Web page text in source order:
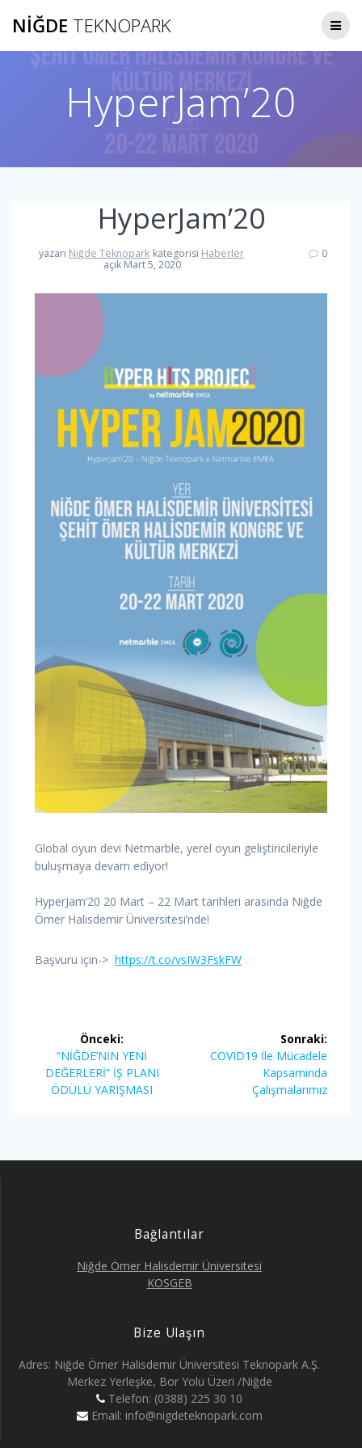
NIĞDE TEKNOPARK
HyperJam’20
HyperJam’20
yazarı Niğde Teknopark kategorisi Haberler
açık Mart 5, 2020
0
Global oyun devi Netmarble, yerel oyun geliştiricileriyle
buluşmaya devam ediyor!
HyperJam’20 20 Mart – 22 Mart tarihleri arasında Niğde
Ömer Halisdemir Üniversitesi’nde!
Başvuru için-> https://t.co/vsIW3FskFW
gezinmesi
Önceki:
Önceki
yazı:
“NİĞDE’NİN YENİ
DEĞERLERİ” İŞ PLANI
ÖDÜLÜ YARIŞMASI
Sonraki:
Sonraki
COVID19 İle Mücadele
Kapsamında
Çalışmalarımız
Bağlantılar
Niğde Ömer Halisdemir Üniversitesi
KOSGEB
Bize Ulaşın
Adres: Niğde Ömer Halisdemir Üniversitesi Teknopark A.Ş.
Merkez Yerleşke, Bor Yolu Üzeri /Niğde
Telefon: (0388) 225 30 10
Email: info@nigdeteknopark.com